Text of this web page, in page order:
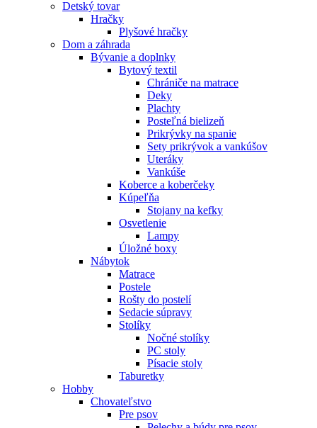
Detský tovar
Hračky
Plyšové hračky
Dom a záhrada
Bývanie a doplnky
Bytový textil
Chrániče na matrace
Deky
Plachty
Posteľná bielizeň
Prikrývky na spanie
Sety prikrývok a vankúšov
Uteráky
Vankúše
Koberce a koberčeky
Kúpeľňa
Stojany na kefky
Osvetlenie
Lampy
Úložné boxy
Nábytok
Matrace
Postele
Rošty do postelí
Sedacie súpravy
Stolíky
Nočné stolíky
PC stoly
Písacie stoly
Taburetky
Hobby
Chovateľstvo
Pre psov